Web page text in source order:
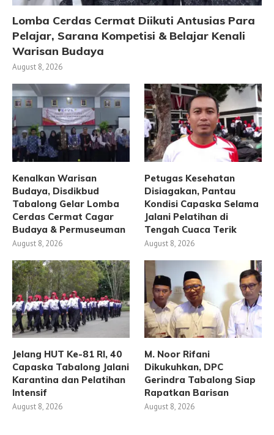
Lomba Cerdas Cermat Diikuti Antusias Para
Pelajar, Sarana Kompetisi & Belajar Kenali
Warisan Budaya
August 8, 2026
Kenalkan Warisan
Budaya, Disdikbud
Tabalong Gelar Lomba
Cerdas Cermat Cagar
Budaya & Permuseuman
August 8, 2026
Petugas Kesehatan
Disiagakan, Pantau
Kondisi Capaska Selama
Jalani Pelatihan di
Tengah Cuaca Terik
August 8, 2026
Jelang HUT Ke-81 RI, 40
Capaska Tabalong Jalani
Karantina dan Pelatihan
Intensif
August 8, 2026
M. Noor Rifani
Dikukuhkan, DPC
Gerindra Tabalong Siap
Rapatkan Barisan
August 8, 2026